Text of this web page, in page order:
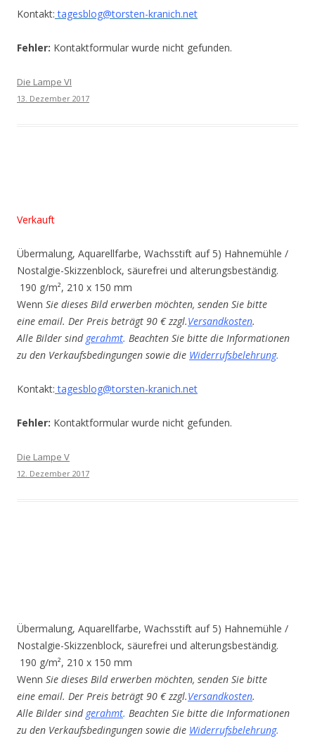
Kontakt: tagesblog@torsten-kranich.net
Fehler: Kontaktformular wurde nicht gefunden.
Die Lampe VI
13. Dezember 2017
Verkauft
Übermalung, Aquarellfarbe, Wachsstift auf 5) Hahnemühle /
Nostalgie-Skizzenblock, säurefrei und alterungsbeständig.
190 g/m², 210 x 150 mm
Wenn Sie dieses Bild erwerben möchten, senden Sie bitte
eine email. Der Preis beträgt 90 € zzgl.Versandkosten.
Alle Bilder sind gerahmt. Beachten Sie bitte die Informationen
zu den Verkaufsbedingungen sowie die Widerrufsbelehrung.
Kontakt: tagesblog@torsten-kranich.net
Fehler: Kontaktformular wurde nicht gefunden.
Die Lampe V
12. Dezember 2017
Übermalung, Aquarellfarbe, Wachsstift auf 5) Hahnemühle /
Nostalgie-Skizzenblock, säurefrei und alterungsbeständig.
190 g/m², 210 x 150 mm
Wenn Sie dieses Bild erwerben möchten, senden Sie bitte
eine email. Der Preis beträgt 90 € zzgl.Versandkosten.
Alle Bilder sind gerahmt. Beachten Sie bitte die Informationen
zu den Verkaufsbedingungen sowie die Widerrufsbelehrung.